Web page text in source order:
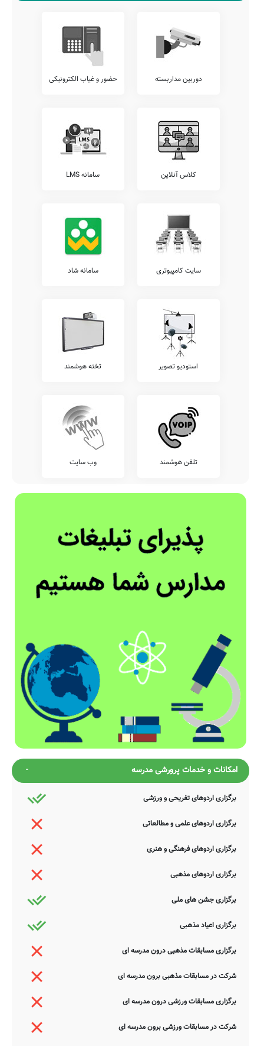
دوربین مداربسته حضور و غیاب الکترونیکی
کلاس آنلاین سامانه LMS
سایت کامپیوتری سامانه شاد
استودیو تصویر تخته هوشمند
تلفن هوشمند وب سایت
امکانات و خدمات پرورشی مدرسه
برگزاری اردوهای تفریحی و ورزشی
برگزاری اردوهای علمی و مطالعاتی
برگزاری اردوهای فرهنگی و هنری
برگزاری اردوهای مذهبی
برگزاری جشن های ملی
برگزاری اعیاد مذهبی
برگزاری مسابقات مذهبی درون مدرسه ای
شرکت در مسابقات مذهبی برون مدرسه ای
برگزاری مسابقات ورزشی درون مدرسه ای
شرکت در مسابقات ورزشی برون مدرسه ای